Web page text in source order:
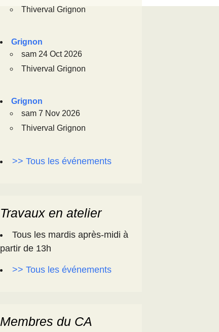
Thiverval Grignon
Grignon
sam 24 Oct 2026
Thiverval Grignon
Grignon
sam 7 Nov 2026
Thiverval Grignon
>> Tous les événements
Travaux en atelier
Tous les mardis après-midi à
partir de 13h
>> Tous les événements
Membres du CA